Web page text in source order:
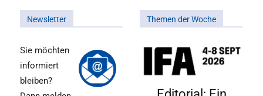
Newsletter
Sie möchten
informiert
bleiben?
Themen der Woche